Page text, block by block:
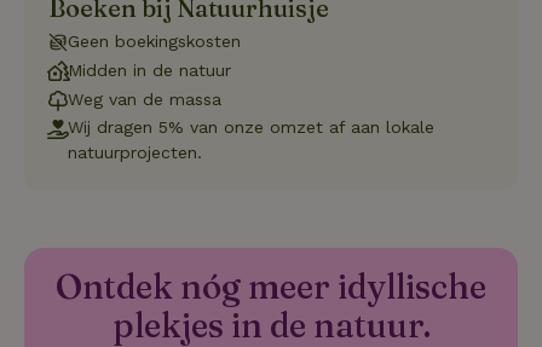
Boeken bij Natuurhuisje
Geen boekingskosten
Midden in de natuur
Weg van de massa
Wij dragen 5% van onze omzet af aan lokale
natuurprojecten.
Ontdek nóg meer idyllische
plekjes in de natuur.
CookieScriptConsent
CookieScript
de